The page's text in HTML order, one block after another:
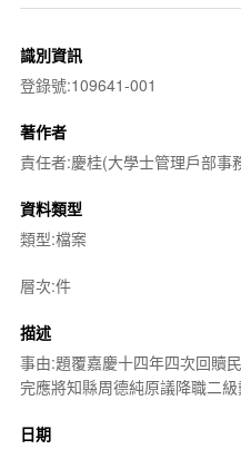
識別資訊
登錄號:109641-001
著作者
責任者:慶桂(大學士管理戶部事
資料類型
類型:檔案
層次:件
描述
事由:題覆嘉慶十四年四次回贖
完應將知縣周德純原議降職二
日期